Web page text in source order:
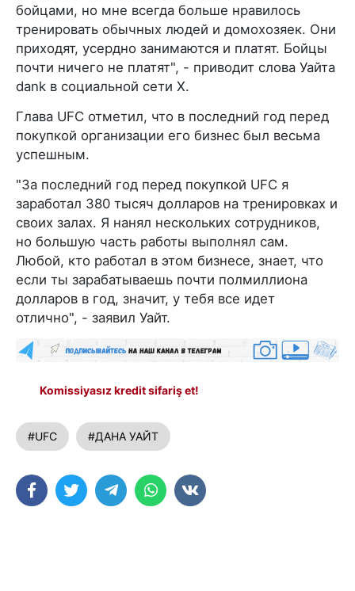
бойцами, но мне всегда больше нравилось
тренировать обычных людей и домохозяек. Они
приходят, усердно занимаются и платят. Бойцы
почти ничего не платят", - приводит слова Уайта
dank в социальной сети Х.
Глава UFC отметил, что в последний год перед
покупкой организации его бизнес был весьма
успешным.
"За последний год перед покупкой UFC я
заработал 380 тысяч долларов на тренировках и
своих залах. Я нанял нескольких сотрудников,
но большую часть работы выполнял сам.
Любой, кто работал в этом бизнесе, знает, что
если ты зарабатываешь почти полмиллиона
долларов в год, значит, у тебя все идет
отлично", - заявил Уайт.
Komissiyasız kredit sifariş et!
#UFC #ДАНА УАЙТ